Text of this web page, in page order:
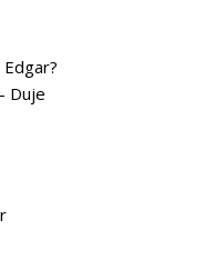
Duje